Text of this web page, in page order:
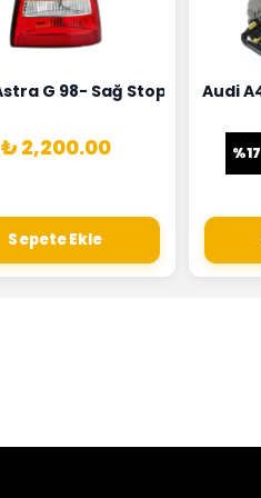
Rapro Marka 96591464
G 98- Sağ Stop Lambası
₺ 2,200.00
Sepete Ekle
Audi
%17